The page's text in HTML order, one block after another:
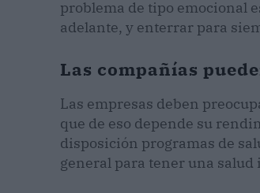
problema de tipo emocional
adelante, y enterrar para
Las compañías
Las empresas deben
que de eso depende su
disposición programas de
general para tener una salud